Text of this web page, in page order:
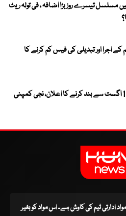
مسلسل تیسرے روز بڑا اضافہ ، فی تولہ ریٹ
اجرا اور تبدیلی کی فیس کم کرنے کا
میٹرو بس سروس 11 اگست سے بند کرنے کا اعلان، نجی کمپنی
مواد ادارتی ٹیم کی کاوش ہے۔ اس مواد کو بغیر